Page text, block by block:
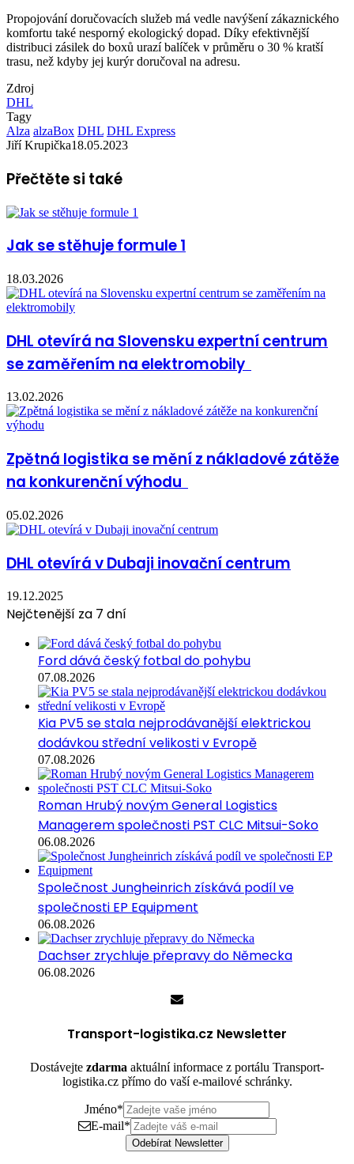
Propojování doručovacích služeb má vedle navýšení zákaznického
komfortu také nesporný ekologický dopad. Díky efektivnější
distribuci zásilek do boxů urazí balíček v průměru o 30 % kratší
trasu, než kdyby jej kurýr doručoval na adresu.
Zdroj
DHL
Tagy
Alza alzaBox DHL DHL Express
Jiří Krupička18.05.2023
Přečtěte si také
Jak se stěhuje formule 1
18.03.2026
DHL otevírá na Slovensku expertní centrum
se zaměřením na elektromobily
13.02.2026
Zpětná logistika se mění z nákladové zátěže
na konkurenční výhodu
05.02.2026
DHL otevírá v Dubaji inovační centrum
19.12.2025
Nejčtenější za 7 dní
Ford dává český fotbal do pohybu
07.08.2026
Kia PV5 se stala nejprodávanější elektrickou
dodávkou střední velikosti v Evropě
07.08.2026
Roman Hrubý novým General Logistics
Managerem společnosti PST CLC Mitsui-Soko
06.08.2026
Společnost Jungheinrich získává podíl ve
společnosti EP Equipment
06.08.2026
Dachser zrychluje přepravy do Německa
06.08.2026
Transport-logistika.cz Newsletter
Dostávejte zdarma aktuální informace z portálu Transport-
logistika.cz přímo do vaší e-mailové schránky.
Jméno*
E-mail*
Odebírat Newsletter